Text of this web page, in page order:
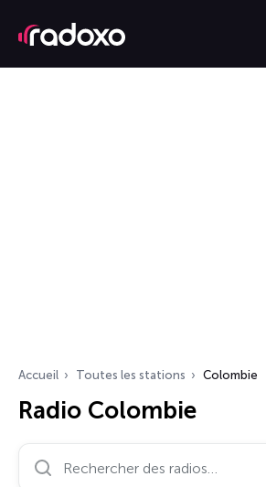
Accueil Toutes les stations Colombie
Radio Colombie
Rechercher des radios…